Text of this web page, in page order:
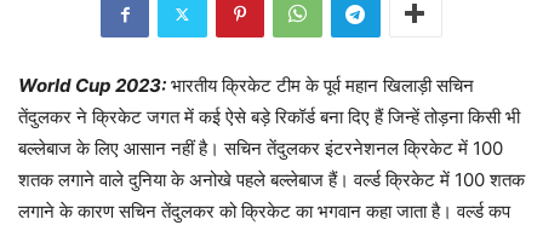
World Cup 2023: भारतीय क्रिकेट टीम के पूर्व महान खिलाड़ी सचिन
तेंदुलकर ने क्रिकेट जगत में कई ऐसे बड़े रिकॉर्ड बना दिए हैं जिन्हें तोड़ना किसी भी
बल्लेबाज के लिए आसान नहीं है। सचिन तेंदुलकर इंटरनेशनल क्रिकेट में 100
शतक लगाने वाले दुनिया के अनोखे पहले बल्लेबाज हैं। वर्ल्ड क्रिकेट में 100 शतक
लगाने के कारण सचिन तेंदुलकर को क्रिकेट का भगवान कहा जाता है। वर्ल्ड कप